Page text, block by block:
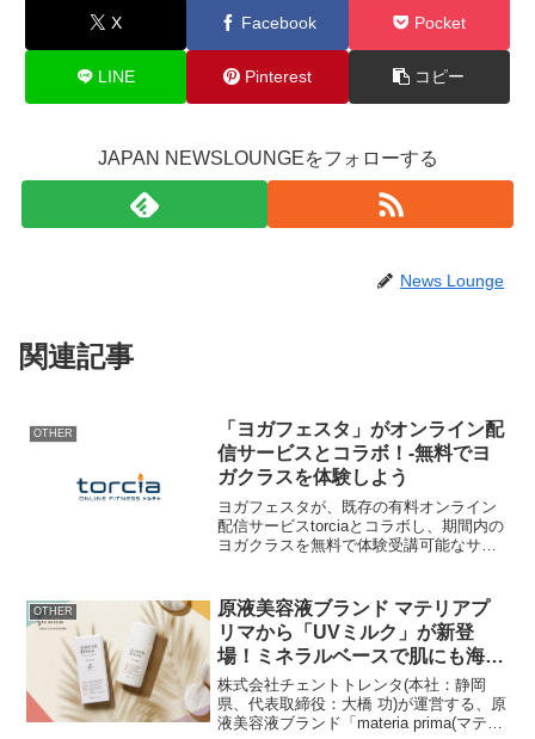
X Facebook Pocket
LINE Pinterest コピー
JAPAN NEWSLOUNGEをフォローする
News Lounge
関連記事
OTHER
「ヨガフェスタ」がオンライン配
信サービスとコラボ！-無料でヨ
ガクラスを体験しよう
ヨガフェスタが、既存の有料オンライン
配信サービスtorciaとコラボし、期間内の
ヨガクラスを無料で体験受講可能なサー
日(金)～7月11日(木)の21日間主催者...
OTHER
原液美容液ブランド マテリアプ
リマから「UVミルク」が新登
場！ミネラルベースで肌にも海洋
環境にもやさしい日やけ止め 5
月開催の伊勢丹新宿店POPUPに
て先行発売決定
株式会社チェントトレンタ(本社：静岡
県、代表取締役：大橋 功)が運営する、原
液美容液ブランド「materia prima(マテリ